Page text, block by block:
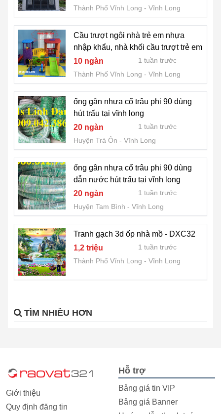
LONG 🌹Giá: 2 TY 890
Thành Phố Vĩnh Long
Vĩnh Long
Cầu trượt ngôi nhà trẻ em nhựa
nhập khẩu, nhà khối cầu trượt trẻ em
10 ngàn
1 tuần trước
Thành Phố Vĩnh Long
Vĩnh Long
ống gân nhựa cổ trâu phi 90 dùng
hút trấu tại vĩnh long
20 ngàn
1 tuần trước
Huyện Trà Ôn
Vĩnh Long
ống gân nhựa cổ trâu phi 90 dùng
dẫn nước hút trấu tại vĩnh long
20 ngàn
1 tuần trước
Huyện Tam Bình
Vĩnh Long
Tranh gạch 3d ốp nhà mồ - DXC32
1,2 triệu
1 tuần trước
Thành Phố Vĩnh Long
Vĩnh Long
TÌM NHIỀU HƠN
Giới thiệu
Quy định đăng tin
Hỗ trợ
Bảng giá tin VIP
Bảng giá Banner